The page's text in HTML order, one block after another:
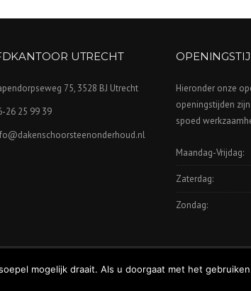
UTRECHT
75, 3528 BJ Utrecht
26 25 99 39
Hieronder onze
openingstijden
spoed
Maandag-Vrijdag:
Zaterdag:
Zondag:
mogelijk draait. Als u doorgaat met het